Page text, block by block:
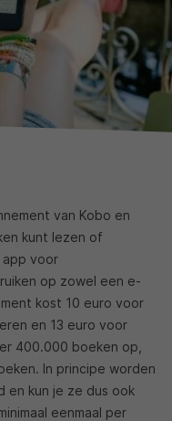
van Kobo en
kunt lezen of
app voor
op zowel een e-
kost 10 euro voor
en 13 euro voor
400.000 boeken op,
In principe worden
en kun je ze dus ook
eenmaal per